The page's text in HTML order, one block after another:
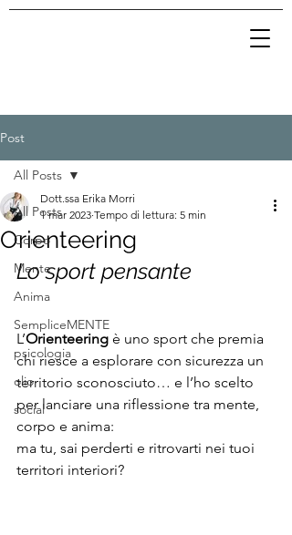
Post
All Posts
Corpo
Mente
Anima
SempliceMENTE
psicologia
olio
social
All Posts
Orienteering
Dott.ssa Erika Morri
1 mar 2023 Tempo di lettura: 5 min
Lo sport pensante
L’Orienteering è uno sport che premia
chi riesce a esplorare con sicurezza un
territorio sconosciuto… e l’ho scelto
per lanciare una riflessione tra mente,
corpo e anima:
ma tu, sai perderti e ritrovarti nei tuoi
territori interiori?